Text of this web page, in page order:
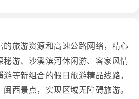
的旅游资源和高速公路网络，精心
秘游、沙溪滨河休闲游、客家风情
等新组合的假日旅游精品线路，
西景点，实现区域无障碍旅游。